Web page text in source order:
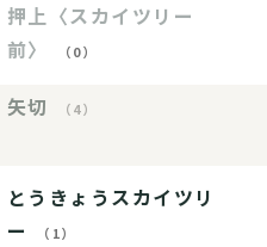
押上〈スカイツリー
前〉
（0）
矢切 （4）
とうきょうスカイツリ
ー
（1）